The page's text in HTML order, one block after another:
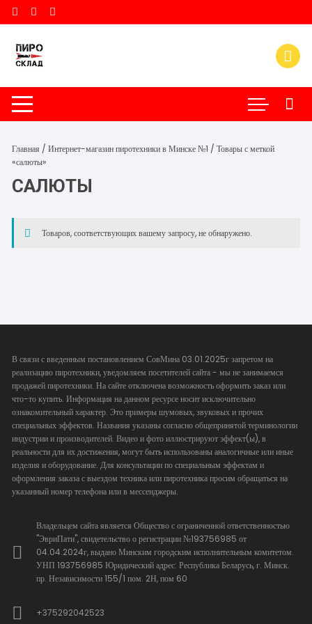
Перейти
к
содержимому
Главная /Интернет-магазин пиротехники в Минске №1 / Товары с меткой
«салюты»
САЛЮТЫ
Товаров, соответствующих вашему запросу, не обнаружено.
В связи с введенным постановлением СовМина 03.01.2025г запретом на
реализацию пиротехники, уведомляем посетителей сайта - мы не занимаемся
продажей пиротехники. На сайте отключена возможность оформить заказ или
что-то купить. Информация на данном ресурсе носит исключительно
ознакомительный характер. Это примеры шумовых, звуковых и прочих
специальных эффектов. Названия указаны согласно общепринятой терминологии
индустрии и производителей. Видео и фото иллюстрируют эффект(ы), в
реальности для их достижения, могут быть использованы аналогичные или иные
изделия и оборудование. Для консультации по специальным эффектам и
оформления заказа с выездом техника или пиротехника просим обращаться на
указанный номер телефона или в мессенджеры.
Владельцем сайта является Общество с ограниченной ответственностью
"ЭвриПати", свидетельство о регистрации №193756985 от
04.04.2024г, выдано Минским городским исполнительным комитетом.
УНП 193756985 Юридический адрес: Республика Беларусь, г. Минск.
пр. Независимости 155/1 пом. 2Н, пом 60
+375292042523